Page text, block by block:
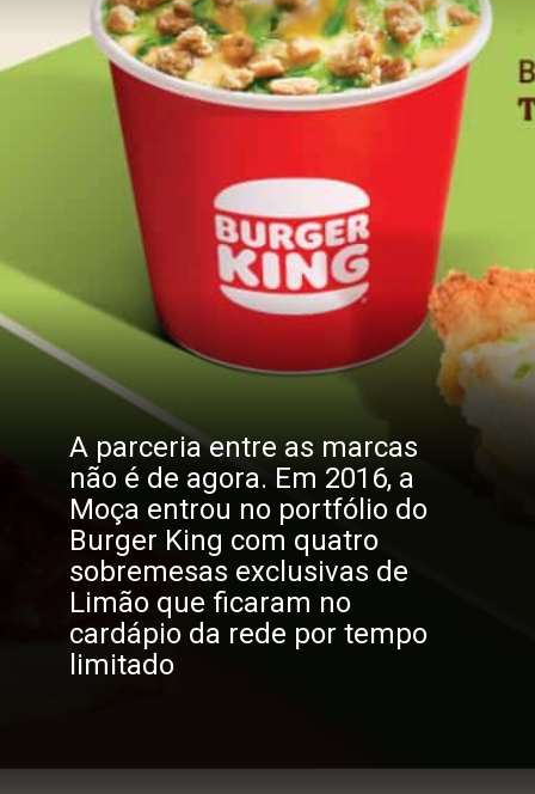
A parceria entre as marcas
não é de agora. Em 2016, a
Moça entrou no portfólio do
Burger King com quatro
sobremesas exclusivas de
Limão que ficaram no
cardápio da rede por tempo
limitado